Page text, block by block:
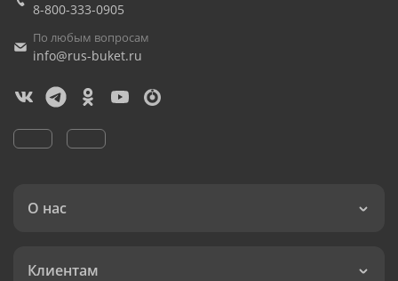
8-800-333-0905
По любым вопросам
info@rus-buket.ru
О нас
Клиентам